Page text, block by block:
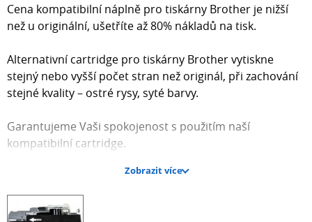
Cena kompatibilní náplně pro tiskárny Brother je nižší
než u originální, ušetříte až 80% nákladů na tisk.
Alternativní cartridge pro tiskárny Brother vytiskne
stejný nebo vyšší počet stran než originál, při zachování
stejné kvality – ostré rysy, syté barvy.
Garantujeme Vaši spokojenost s použitím naší
kompatibilní cartridge.
Osvědčeno klienty z České republiky i Evropské unie.
Naši dodavatelé jsou prověřeni léty zkušeností a vyrábí
Zobrazit více